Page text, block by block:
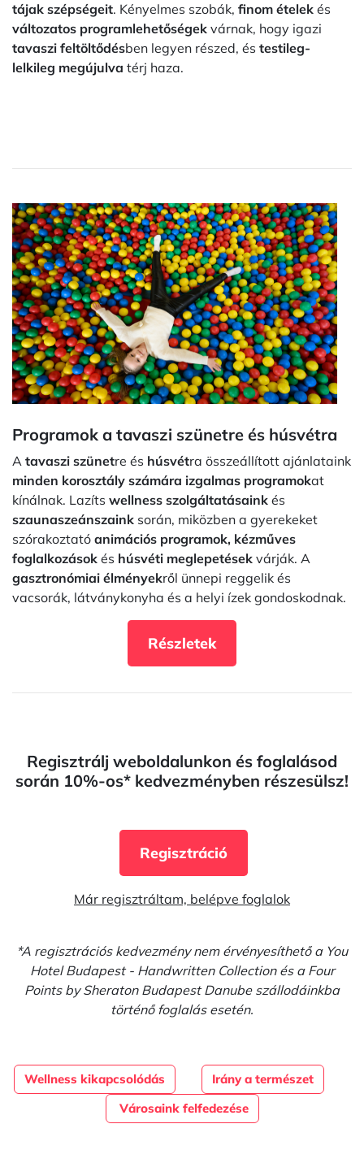
tájak szépségeit. Kényelmes szobák, finom ételek és
változatos programlehetőségek várnak, hogy igazi
tavaszi feltöltődésben legyen részed, és testileg-
lelkileg megújulva térj haza.
Programok a tavaszi szünetre és húsvétra
A tavaszi szünetre és húsvétra összeállított ajánlataink
minden korosztály számára izgalmas programokat
kínálnak. Lazíts wellness szolgáltatásaink és
szaunaszeánszaink során, miközben a gyerekeket
szórakoztató animációs programok, kézműves
foglalkozások és húsvéti meglepetések várják. A
gasztronómiai élményekről ünnepi reggelik és
vacsorák, látványkonyha és a helyi ízek gondoskodnak.
Részletek
Regisztrálj weboldalunkon és foglalásod
során 10%-os* kedvezményben részesülsz!
Regisztráció
Már regisztráltam, belépve foglalok
*A regisztrációs kedvezmény nem érvényesíthető a You
Hotel Budapest - Handwritten Collection és a Four
Points by Sheraton Budapest Danube szállodáinkba
történő foglalás esetén.
Wellness kikapcsolódás
Irány a természet
Városaink felfedezése